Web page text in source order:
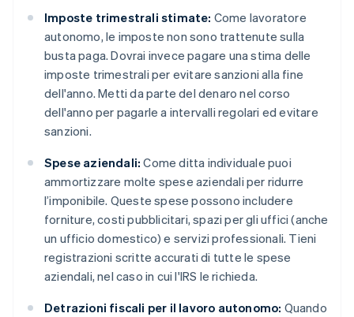
Imposte trimestrali stimate: Come lavoratore
autonomo, le imposte non sono trattenute sulla
busta paga. Dovrai invece pagare una stima delle
imposte trimestrali per evitare sanzioni alla fine
dell'anno. Metti da parte del denaro nel corso
dell'anno per pagarle a intervalli regolari ed evitare
sanzioni.
Spese aziendali: Come ditta individuale puoi
ammortizzare molte spese aziendali per ridurre
l’imponibile. Queste spese possono includere
forniture, costi pubblicitari, spazi per gli uffici (anche
un ufficio domestico) e servizi professionali. Tieni
registrazioni scritte accurati di tutte le spese
aziendali, nel caso in cui l'IRS le richieda.
Detrazioni fiscali per il lavoro autonomo: Quando